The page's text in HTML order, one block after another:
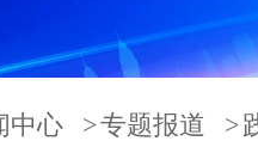
中心 >专题报道 >